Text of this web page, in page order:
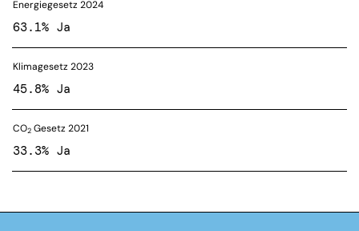
Energiegesetz 2024
63.1% Ja
Klimagesetz 2023
45.8% Ja
CO2 Gesetz 2021
33.3% Ja